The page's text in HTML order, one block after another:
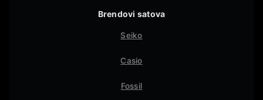
Brendovi satova
Seiko
Casio
Fossil